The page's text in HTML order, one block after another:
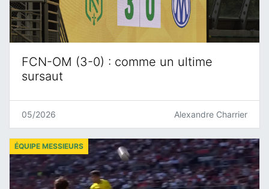
FCN-OM (3-0) : comme un ultime
sursaut
05/2026 Alexandre Charrier
ÉQUIPE MESSIEURS